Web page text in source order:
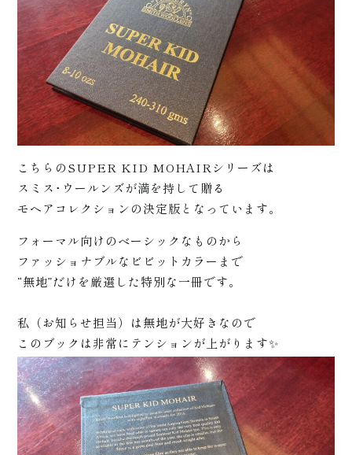
松崎
につ
いて
こちらのSUPER KID MOHAIRシリーズは
スミス･ウールンズが満を持して贈る
モヘアコレクションの決定版となっています。
フォーマル向けのベーシックなものから
ファッショナブルなビビットカラーまで
“無地”だけを厳選した特別な一冊です。
私（お知らせ担当）は無地が大好きなので
このブックは非常にテンションが上がります✨